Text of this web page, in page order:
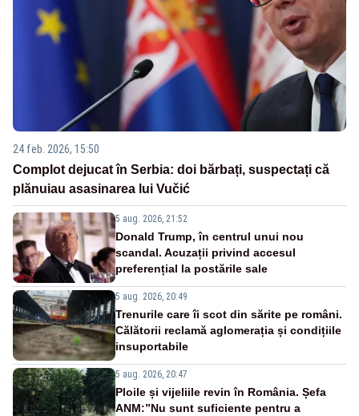
24 feb. 2026, 15:50
Complot dejucat în Serbia: doi bărbați, suspectați că
plănuiau asasinarea lui Vučić
5 aug. 2026, 21:52
Donald Trump, în centrul unui nou
scandal. Acuzații privind accesul
preferențial la postările sale
5 aug. 2026, 20:49
Trenurile care îi scot din sărite pe români.
Călătorii reclamă aglomerația și condițiile
insuportabile
5 aug. 2026, 20:47
Ploile și vijeliile revin în România. Șefa
ANM:”Nu sunt suficiente pentru a